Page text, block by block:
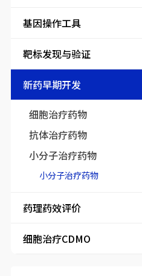
基因操作工具
靶标发现与验证
新药早期开发
细胞治疗药物
抗体治疗药物
小分子治疗药物
小分子治疗药物
药理药效评价
细胞治疗CDMO